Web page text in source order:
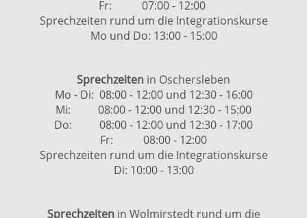
Fr: 07:00 - 12:00
Sprechzeiten rund um die Integrationskurse
Mo und Do: 13:00 - 15:00
Sprechzeiten in Oschersleben
Mo - Di: 08:00 - 12:00 und 12:30 - 16:00
Mi: 08:00 - 12:00 und 12:30 - 15:00
Do: 08:00 - 12:00 und 12:30 - 17:00
Fr: 08:00 - 12:00
Sprechzeiten rund um die Integrationskurse
Di: 10:00 - 13:00
Sprechzeiten in Wolmirstedt rund um die